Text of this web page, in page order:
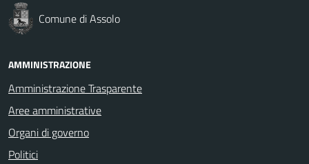
Comune di Assolo
AMMINISTRAZIONE
Amministrazione Trasparente
Aree amministrative
Organi di governo
Politici